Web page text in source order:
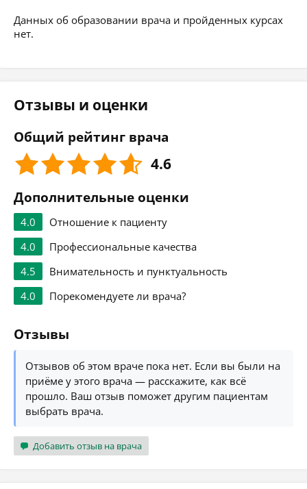
Данных об образовании врача и пройденных курсах
нет.
Отзывы и оценки
Общий рейтинг врача
4.6
Дополнительные оценки
4.0
Отношение к пациенту
4.0
Профессиональные качества
4.5
Внимательность и пунктуальность
4.0
Порекомендуете ли врача?
Отзывы
Отзывов об этом враче пока нет. Если вы были на
приёме у этого врача — расскажите, как всё
прошло. Ваш отзыв поможет другим пациентам
выбрать врача.
Добавить отзыв на врача